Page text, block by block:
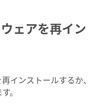
ェアを再イン
インストールするか、
。